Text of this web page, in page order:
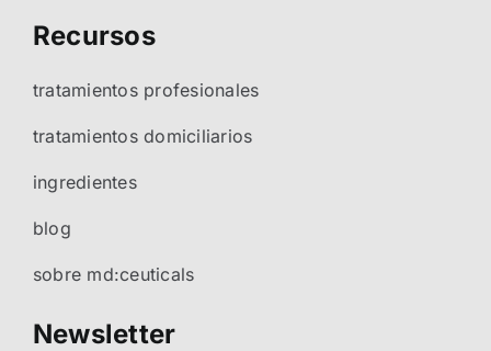
Recursos
tratamientos profesionales
tratamientos domiciliarios
ingredientes
blog
sobre md:ceuticals
Newsletter